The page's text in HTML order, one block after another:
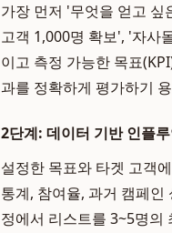
가장 먼저 '무엇을 얻고
고객 1,000명 확보', '자사
이고 측정 가능한 목표
과를 정확하게 평가하기
2단계: 데이터 기반 인플
설정한 목표와 타겟 고객
통계, 참여율, 과거 캠페
정에서 리스트를 3~5명의